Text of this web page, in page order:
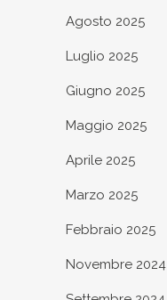
Agosto 2025
Luglio 2025
Giugno 2025
Maggio 2025
Aprile 2025
Marzo 2025
Febbraio 2025
Novembre 2024